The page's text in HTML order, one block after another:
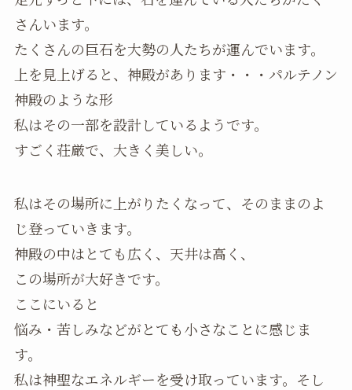
さんいます。
たくさんの巨石を大勢の人たちが運んでいます。
上を見上げると、神殿があります・・・パルテノン
神殿のような形
私はその一部を設計しているようです。
すごく荘厳で、大きく美しい。
私はその場所に上がりたくなって、そのままのよ
じ登っていきます。
神殿の中はとても広く、天井は高く、
この場所が大好きです。
ここにいると
悩み・苦しみなどがとても小さなことに感じま
す。
私は神聖なエネルギーを受け取っています。そし